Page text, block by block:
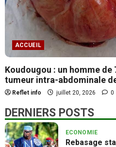
ACCUEIL
Koudougou : un homme de
tumeur intra-abdominale
Reflet info juillet 20, 2026 0
DERNIERS POSTS
POLITIQUE
Aéroport de
d’exécution
août 9, 2026
SOCIETE
GIP-PNVB :
à Djourmité
ECONOMIE
Rebasage